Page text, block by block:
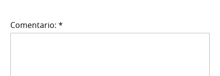
Comentario: *